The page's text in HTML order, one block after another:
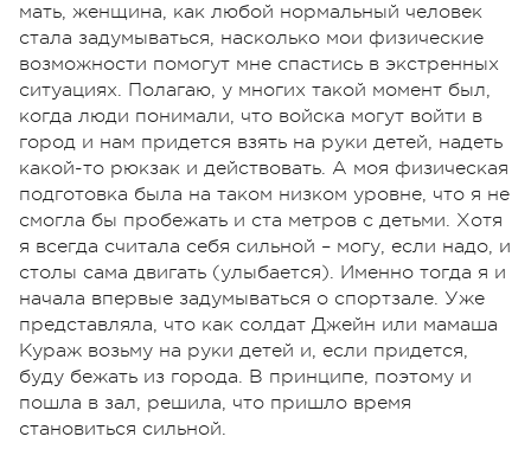
мать, женщина, как любой нормальный человек
стала задумываться, насколько мои физические
возможности помогут мне спастись в экстренных
ситуациях. Полагаю, у многих такой момент был,
когда люди понимали, что войска могут войти в
город и нам придется взять на руки детей, надеть
какой-то рюкзак и действовать. А моя физическая
подготовка была на таком низком уровне, что я не
смогла бы пробежать и ста метров с детьми. Хотя
я всегда считала себя сильной – могу, если надо, и
столы сама двигать (улыбается). Именно тогда я и
начала впервые задумываться о спортзале. Уже
представляла, что как солдат Джейн или мамаша
Кураж возьму на руки детей и, если придется,
буду бежать из города. В принципе, поэтому и
пошла в зал, решила, что пришло время
становиться сильной.